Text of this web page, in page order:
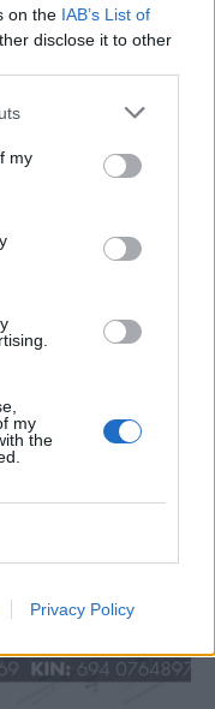
on the IAB’s List of
disclose it to other
my
my
the
Privacy Policy